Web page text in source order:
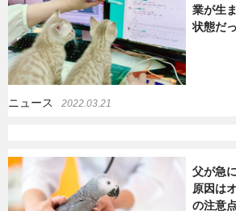
業が生
状態だ
ニュース 2022.03.21
父が急
原因は
の注意